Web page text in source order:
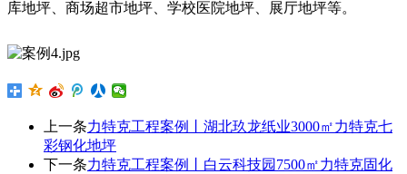
库地坪、商场超市地坪、学校医院地坪、展厅地坪等。
上一条力特克工程案例丨湖北玖龙纸业3000㎡力特克七
彩钢化地坪
下一条力特克工程案例丨白云科技园7500㎡力特克固化